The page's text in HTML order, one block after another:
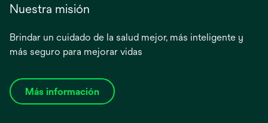
Nuestra misión
Brindar un cuidado de la salud mejor, más inteligente y
más seguro para mejorar vidas
Más información